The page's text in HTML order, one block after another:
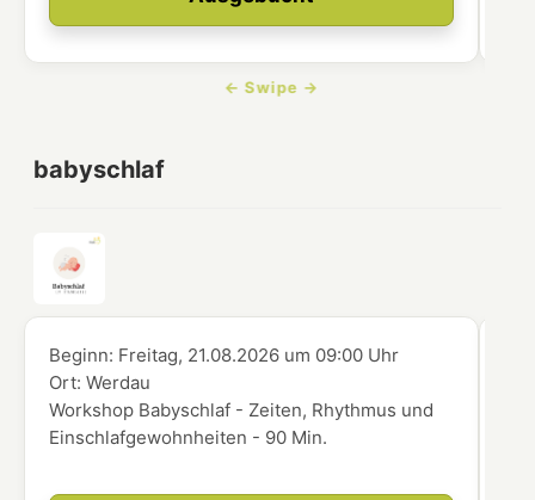
babyschlaf
Beginn: Freitag, 21.08.2026 um 09:00 Uhr
Ort:Werdau
Workshop Babyschlaf - Zeiten, Rhythmus und
Einschlafgewohnheiten - 90 Min.